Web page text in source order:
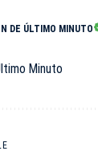
DE ÚLTIMO MINUTO
Minuto